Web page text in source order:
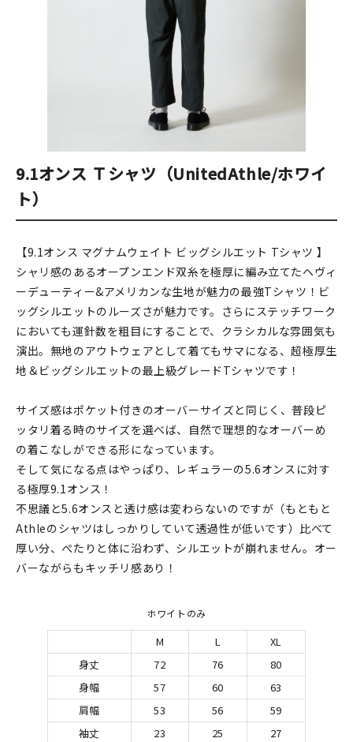
9.1オンス Ｔシャツ（UnitedAthle/ホワイ
ト）
【9.1オンス マグナムウェイト ビッグシルエット Tシャツ 】
シャリ感のあるオープンエンド双糸を極厚に編み立てたヘヴィ
ーデューティー&アメリカンな生地が魅力の最強Tシャツ！ビ
ッグシルエットのルーズさが魅力です。さらにステッチワーク
においても運針数を粗目にすることで、クラシカルな雰囲気も
演出。無地のアウトウェアとして着てもサマになる、超極厚生
地＆ビッグシルエットの最上級グレードTシャツです！
サイズ感はポケット付きのオーバーサイズと同じく、普段ピ
ッタリ着る時のサイズを選べば、自然で理想的なオーバーめ
の着こなしができる形になっています。
そして気になる点はやっぱり、レギュラーの5.6オンスに対す
る極厚9.1オンス！
不思議と5.6オンスと透け感は変わらないのですが（もともと
Athleのシャツはしっかりしていて透過性が低いです）比べて
厚い分、ぺたりと体に沿わず、シルエットが崩れません。オー
バーながらもキッチリ感あり！
ホワイトのみ
M L
XL
身丈
72 76
80
身幅
57 60
63
肩幅
53 56
59
袖丈
23 25 27